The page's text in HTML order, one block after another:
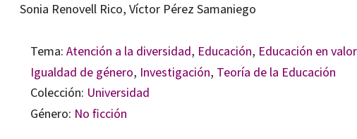
Sonia Renovell Rico, Víctor Pérez Samaniego
Tema: Atención a la diversidad, Educación, Educación en
Igualdad de género, Investigación, Teoría de la Educación
Colección: Universidad
Género: No ficción